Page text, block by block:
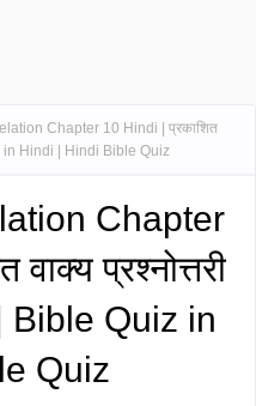
Chapter 10 Hindi | प्रकाशित
in Hindi | Hindi Bible Quiz
Chapter
प्रश्नोत्तरी
| Bible Quiz in
Quiz